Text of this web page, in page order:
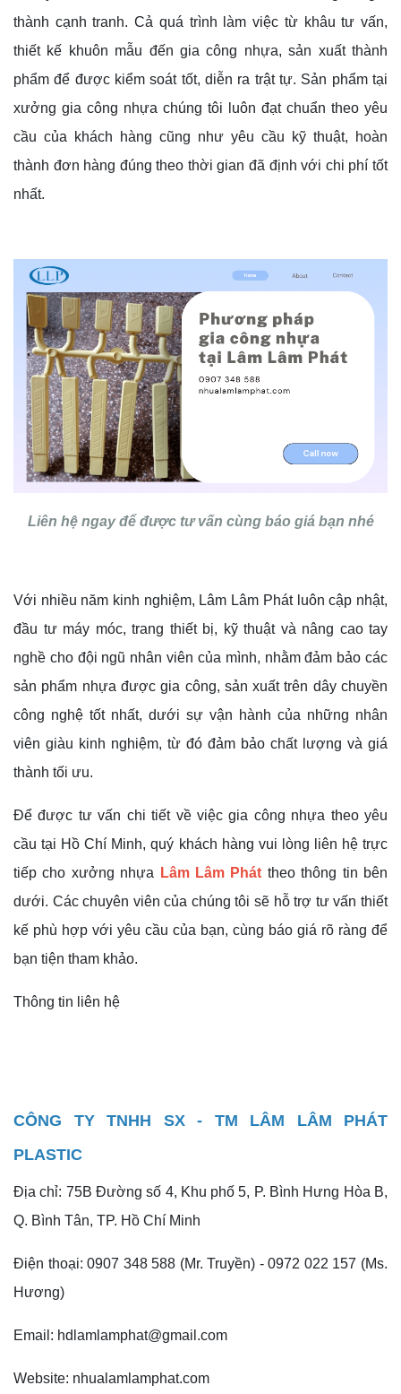
thành cạnh tranh. Cả quá trình làm việc từ khâu tư vấn,
thiết kế khuôn mẫu đến gia công nhựa, sản xuất thành
phẩm để được kiểm soát tốt, diễn ra trật tự. Sản phẩm tại
xưởng gia công nhựa chúng tôi luôn đạt chuẩn theo yêu
cầu của khách hàng cũng như yêu cầu kỹ thuật, hoàn
thành đơn hàng đúng theo thời gian đã định với chi phí tốt
nhất.
Liên hệ ngay để được tư vấn cùng báo giá bạn nhé
Với nhiều năm kinh nghiệm, Lâm Lâm Phát luôn cập nhật,
đầu tư máy móc, trang thiết bị, kỹ thuật và nâng cao tay
nghề cho đội ngũ nhân viên của mình, nhằm đảm bảo các
sản phẩm nhựa được gia công, sản xuất trên dây chuyền
công nghệ tốt nhất, dưới sự vận hành của những nhân
viên giàu kinh nghiệm, từ đó đảm bảo chất lượng và giá
thành tối ưu.
Để được tư vấn chi tiết về việc gia công nhựa theo yêu
cầu tại Hồ Chí Minh, quý khách hàng vui lòng liên hệ trực
tiếp cho xưởng nhựa
Lâm Lâm Phát theo thông tin bên
dưới. Các chuyên viên của chúng tôi sẽ hỗ trợ tư vấn thiết
kế phù hợp với yêu cầu của bạn, cùng báo giá rõ ràng để
bạn tiện tham khảo.
Thông tin liên hệ
CÔNG TY TNHH SX - TM LÂM LÂM PHÁT
PLASTIC
Địa chỉ: 75B Đường số 4, Khu phố 5, P. Bình Hưng Hòa B,
Q. Bình Tân, TP. Hồ Chí Minh
Điện thoại: 0907 348 588 (Mr. Truyền) - 0972 022 157 (Ms.
Hương)
Email: hdlamlamphat@gmail.com
Website: nhualamlamphat.com